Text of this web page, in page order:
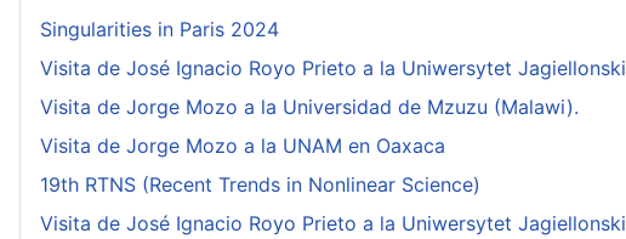
Singularities in Paris 2024
Visita de José Ignacio Royo Prieto a la Uniwersytet Jagiellonski
Visita de Jorge Mozo a la Universidad de Mzuzu (Malawi).
Visita de Jorge Mozo a la UNAM en Oaxaca
19th RTNS (Recent Trends in Nonlinear Science)
Visita de José Ignacio Royo Prieto a la Uniwersytet Jagiellonski